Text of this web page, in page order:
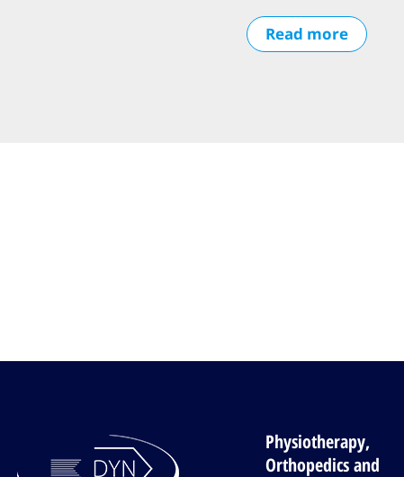
Read more
Physiotherapy,
Orthopedics and